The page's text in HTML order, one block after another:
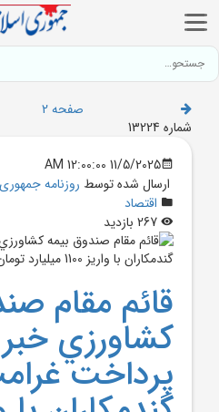
صفحه 2
شماره 13224
11/5/2025 12:00:00 AM
ارسال شده توسط روزنامه
اقتصاد
قائم مقام
کشاورزي خبر
پرداخت